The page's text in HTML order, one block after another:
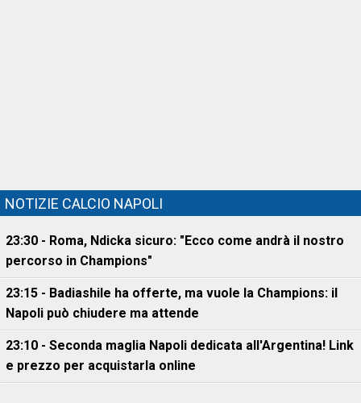
NOTIZIE CALCIO NAPOLI
23:30 - Roma, Ndicka sicuro: "Ecco come andrà il nostro
percorso in Champions"
23:15 - Badiashile ha offerte, ma vuole la Champions: il
Napoli può chiudere ma attende
23:10 - Seconda maglia Napoli dedicata all'Argentina! Link
e prezzo per acquistarla online